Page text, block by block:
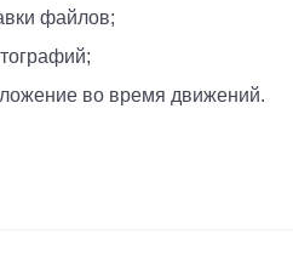
файлов;
во время движений.